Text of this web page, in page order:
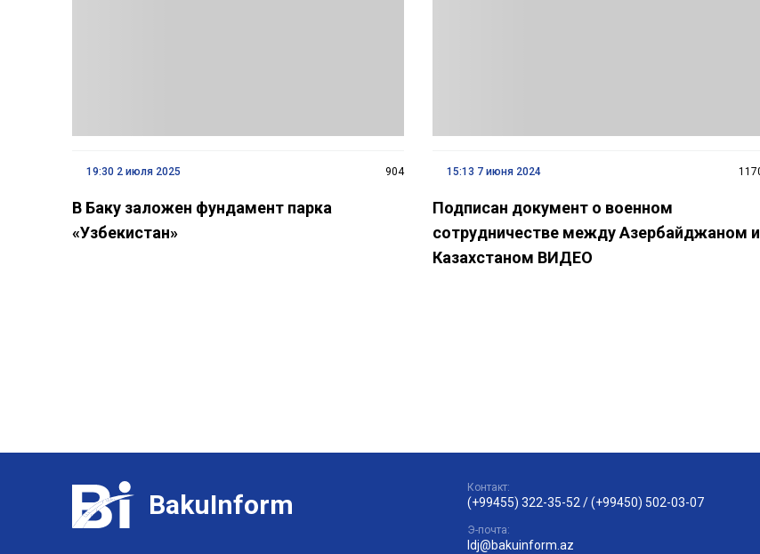
В Баку заложен фундамент парка
«Узбекистан»
Подписан документ о военном
сотрудничестве между Азербайджаном и
Казахстаном ВИДЕО
BakuInform
Контакт:
(+99455) 322-35-52 /(+99450) 502-03-07
Э-почта:
ldj@bakuinform.az